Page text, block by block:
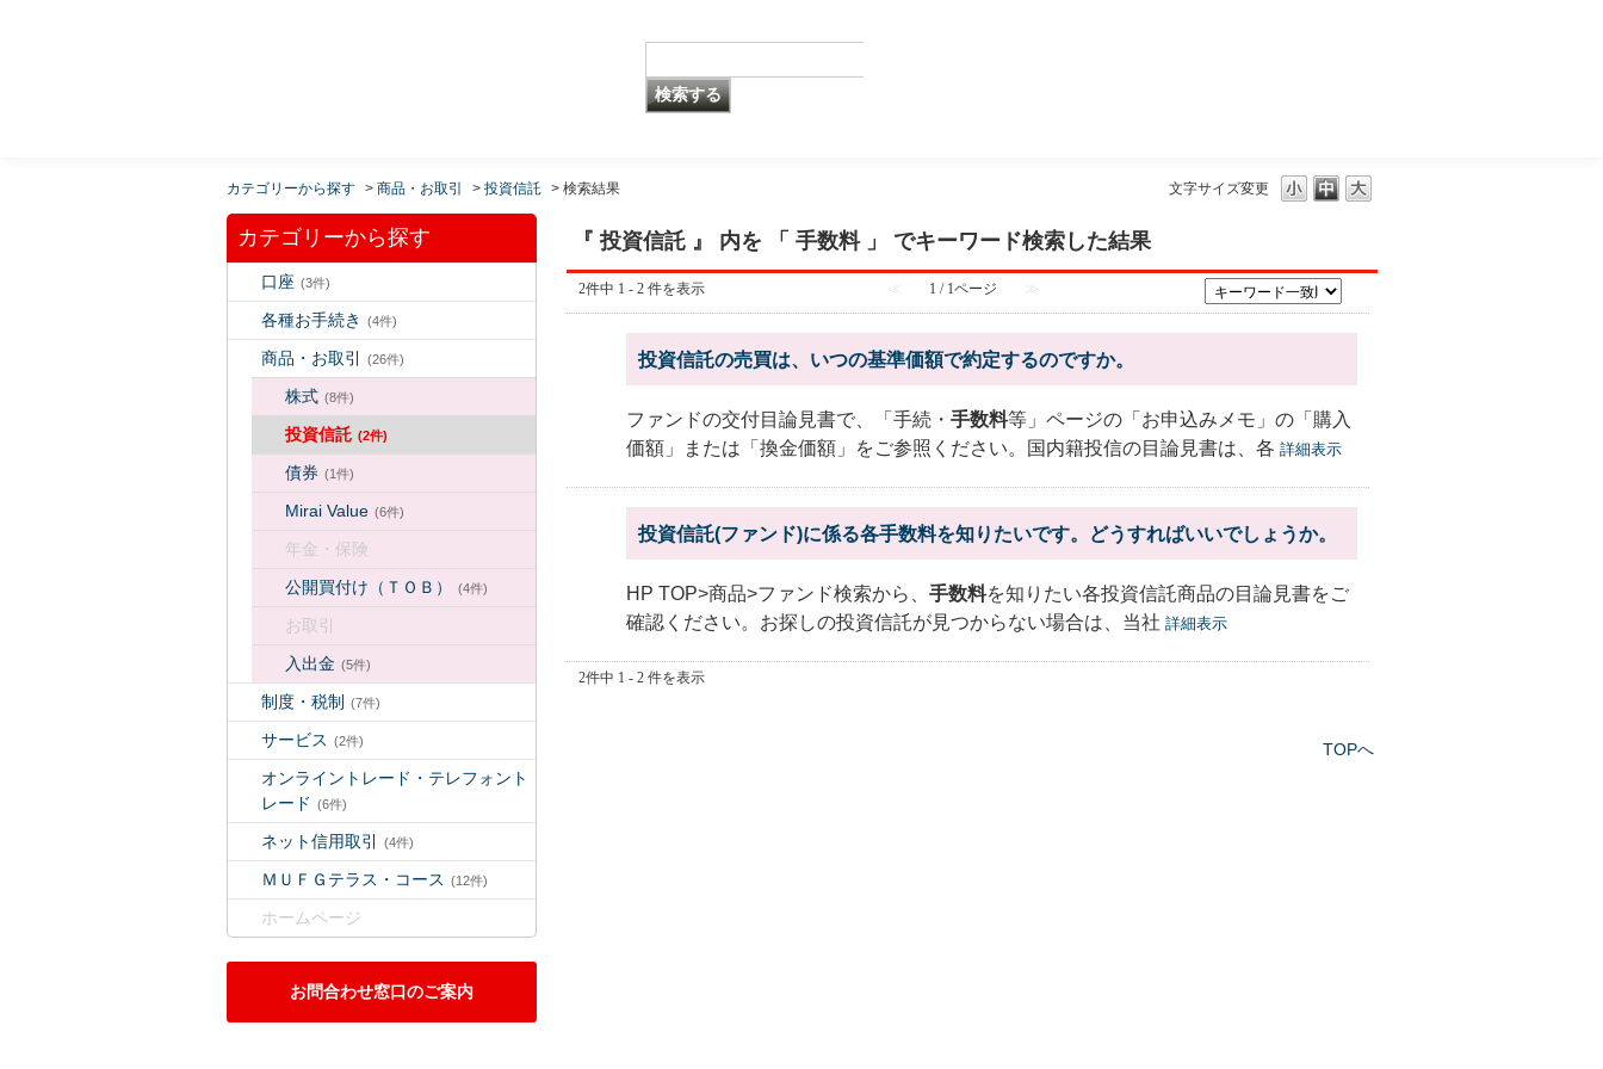
文字サイズ変更
カテゴリーから探す > 商品・お取引 > 投資信託 > 検索結果
カテゴリーから探す
口座 (3件)
各種お手続き (4件)
商品・お取引 (26件)
株式 (8件)
投資信託 (2件)
債券 (1件)
Mirai Value (6件)
年金・保険
公開買付け（ＴＯＢ）
(4件)
お取引
入出金 (5件)
制度・税制 (7件)
サービス (2件)
オンライントレード・テレフォント
レード (6件)
ネット信用取引 (4件)
ＭＵＦＧテラス・コース (12件)
ホームページ
お問合わせ窓口のご案内
『 投資信託 』 内を 「 手数料 」 でキーワード検索した結果
2件中 1 - 2 件を表示 ≪ 1 / 1ページ ≫
投資信託の売買は、いつの基準価額で約定するのですか。
ファンドの交付目論見書で、「手続・ 手数料等」ページの「お申込みメモ」の「購入
価額」または「換金価額」をご参照ください。国内籍投信の目論見書は、各 詳細表示
投資信託(ファンド)に係る各手数料を知りたいです。どうすればいいでしょうか。
HP TOP>商品>ファンド検索から、 手数料を知りたい各投資信託商品の目論見書をご
確認ください。お探しの投資信託が見つからない場合は、当社 詳細表示
2件中 1 - 2 件を表示
TOPへ